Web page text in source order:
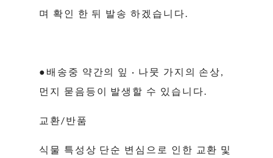
며 확인 한 뒤 발송 하겠습니다.
●배송중 약간의 잎 · 나뭇 가지의 손상,
먼지 묻음등이 발생할 수 있습니다.
교환/반품
식물 특성상 단순 변심으로 인한 교환 및